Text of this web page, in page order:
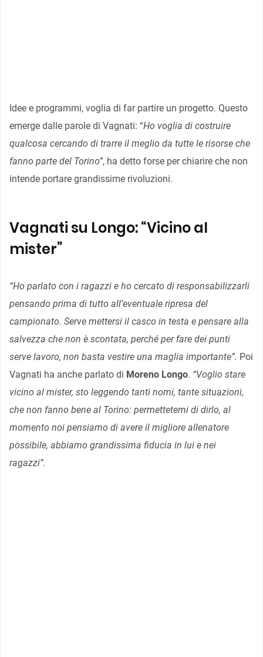
Idee e programmi, voglia di far partire un progetto. Questo
emerge dalle parole di Vagnati: “Ho voglia di costruire
qualcosa cercando di trarre il meglio da tutte le risorse che
fanno parte del Torino”, ha detto forse per chiarire che non
intende portare grandissime rivoluzioni.
Vagnati su Longo: “Vicino al
mister”
“Ho parlato con i ragazzi e ho cercato di responsabilizzarli
pensando prima di tutto all’eventuale ripresa del
campionato. Serve mettersi il casco in testa e pensare alla
salvezza che non è scontata, perché per fare dei punti
serve lavoro, non basta vestire una maglia importante”. Poi
Vagnati ha anche parlato di Moreno Longo. “Voglio stare
vicino al mister, sto leggendo tanti nomi, tante situazioni,
che non fanno bene al Torino: permettetemi di dirlo, al
momento noi pensiamo di avere il migliore allenatore
possibile, abbiamo grandissima fiducia in lui e nei
ragazzi”.